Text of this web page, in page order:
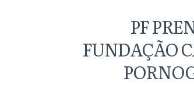
PF
FUNDAÇÃO